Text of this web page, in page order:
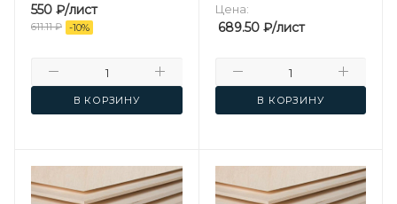
550 ₽/лист
611.11₽ -10%
В КОРЗИНУ
Цена:
689.50₽/лист
В КОРЗИНУ